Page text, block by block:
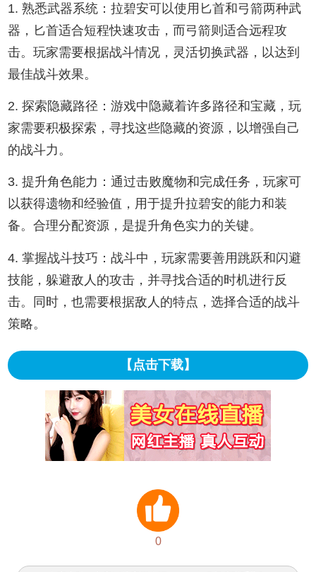
1. 熟悉武器系统：拉碧安可以使用匕首和弓箭两种武
器，匕首适合短程快速攻击，而弓箭则适合远程攻
击。玩家需要根据战斗情况，灵活切换武器，以达到
最佳战斗效果。
2. 探索隐藏路径：游戏中隐藏着许多路径和宝藏，玩
家需要积极探索，寻找这些隐藏的资源，以增强自己
的战斗力。
3. 提升角色能力：通过击败魔物和完成任务，玩家可
以获得遗物和经验值，用于提升拉碧安的能力和装
备。合理分配资源，是提升角色实力的关键。
4. 掌握战斗技巧：战斗中，玩家需要善用跳跃和闪避
技能，躲避敌人的攻击，并寻找合适的时机进行反
击。同时，也需要根据敌人的特点，选择合适的战斗
策略。
【点击下载】
0